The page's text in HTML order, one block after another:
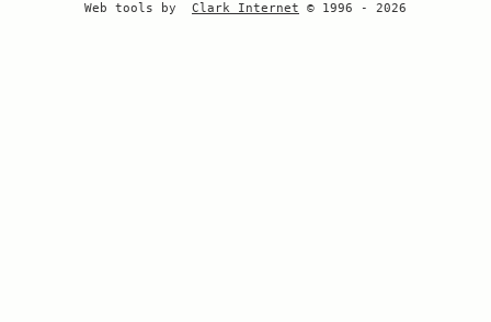
Web tools by
Clark Internet © 1996 - 2026